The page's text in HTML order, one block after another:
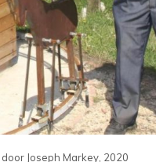
Joseph Markey, 2020